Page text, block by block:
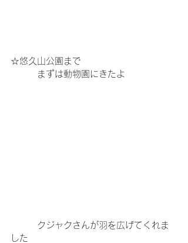
☆悠久山公園まで
まずは動物園にきたよ
クジャクさんが羽を広げてくれま
した